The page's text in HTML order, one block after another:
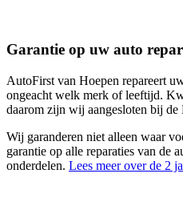
Garantie op uw auto
AutoFirst van Hoepen repareert
ongeacht welk merk of leeftijd.
daarom zijn wij aangesloten bij
Wij garanderen niet alleen waar
garantie op alle reparaties van de
onderdelen. Lees meer over de 2